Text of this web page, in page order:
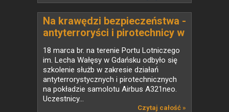
Na krawędzi bezpieczeństwa -
antyterroryści i pirotechnicy w
akcji na pokładzie Airbusa
18 marca br. na terenie Portu Lotniczego
im. Lecha Wałęsy w Gdańsku odbyło się
szkolenie służb w zakresie działań
antyterrorystycznych i pirotechnicznych
na pokładzie samolotu Airbus A321neo.
Uczestnicy...
Czytaj całość »